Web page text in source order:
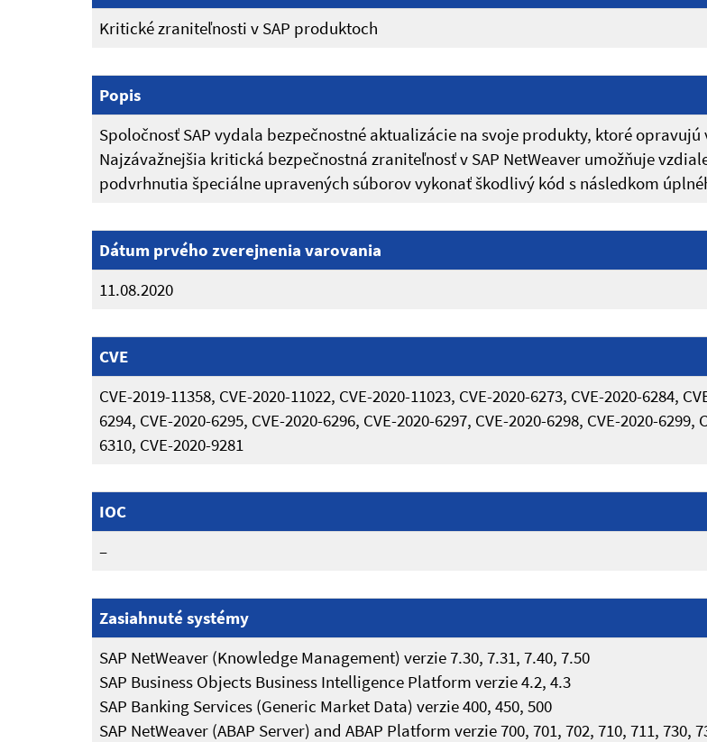
Kritické zraniteľnosti v SAP produktoch
Popis
Spoločnosť SAP vydala bezpečnostné aktualizácie na svoje produkty, ktoré
Najzávažnejšia kritická bezpečnostná zraniteľnosť v SAP NetWeaver umožňuje
podvrhnutia špeciálne upravených súborov vykonať škodlivý kód s následkom
Dátum prvého zverejnenia varovania
11.08.2020
CVE
CVE-2019-11358, CVE-2020-11022, CVE-2020-11023, CVE-2020-6273, CVE-2020-6284,
6294, CVE-2020-6295, CVE-2020-6296, CVE-2020-6297, CVE-2020-6298, CVE-2020-
6310, CVE-2020-9281
IOC
–
Zasiahnuté systémy
SAP NetWeaver (Knowledge Management) verzie 7.30, 7.31, 7.40, 7.50
SAP Business Objects Business Intelligence Platform verzie 4.2, 4.3
SAP Banking Services (Generic Market Data) verzie 400, 450, 500
SAP NetWeaver (ABAP Server) and ABAP Platform verzie 700, 701, 702, 710, 711, 730,